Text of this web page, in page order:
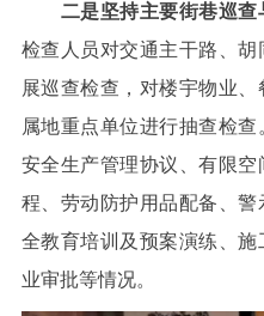
二是坚持主要街巷巡查
检查人员对交通主干路、
展巡查检查，对楼宇物业、
属地重点单位进行抽查检
安全生产管理协议、有限
程、劳动防护用品配备、
全教育培训及预案演练、
业审批等情况。